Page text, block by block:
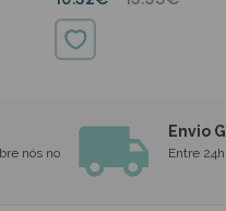
nós no
Envio
Entre